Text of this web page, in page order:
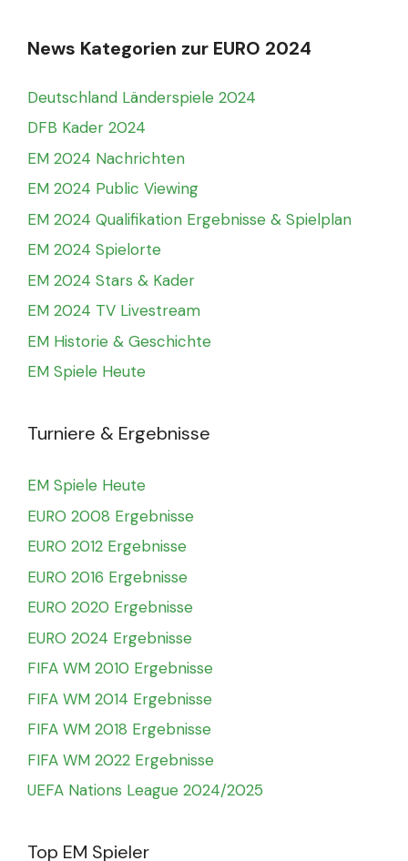
News Kategorien zur EURO 2024
Deutschland Länderspiele 2024
DFB Kader 2024
EM 2024 Nachrichten
EM 2024 Public Viewing
EM 2024 Qualifikation Ergebnisse & Spielplan
EM 2024 Spielorte
EM 2024 Stars & Kader
EM 2024 TV Livestream
EM Historie & Geschichte
EM Spiele Heute
Turniere & Ergebnisse
EM Spiele Heute
EURO 2008 Ergebnisse
EURO 2012 Ergebnisse
EURO 2016 Ergebnisse
EURO 2020 Ergebnisse
EURO 2024 Ergebnisse
FIFA WM 2010 Ergebnisse
FIFA WM 2014 Ergebnisse
FIFA WM 2018 Ergebnisse
FIFA WM 2022 Ergebnisse
UEFA Nations League 2024/2025
Top EM Spieler